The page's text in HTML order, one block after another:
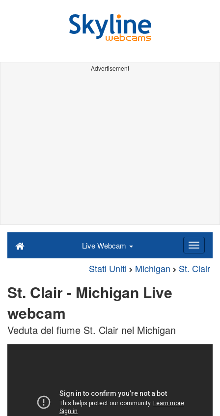
Advertisement
Live Webcam
Stati Uniti Michigan St. Clair
St. Clair - Michigan Live
webcam
Veduta del fiume St. Clair nel Michigan